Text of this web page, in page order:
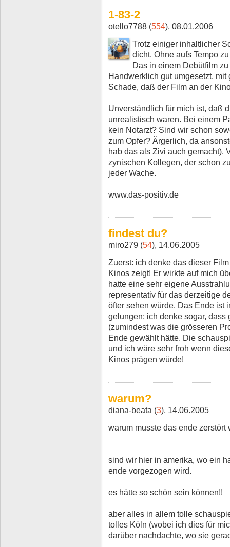
1-83-2
otello7788 (554), 08.01.2006
Trotz einiger inhaltlicher
dicht. Ohne aufs Tempo
Das in einem Debütfilm
Handwerklich gut umgesetzt,
Schade, daß der Film an der
Unverständlich für mich ist, daß
unrealistisch waren. Bei einem
kein Notarzt? Sind wir schon
zum Opfer? Ärgerlich, da
hab das als Zivi auch gemacht).
zynischen Kollegen, der schon
jeder Wache.
www.das-positiv.de
findest du?
miro279 (54), 14.06.2005
Zuerst: ich denke das dieser
Kinos zeigt! Er wirkte auf mich
hatte eine sehr eigene
representativ für das derzeitige
öfter sehen würde. Das Ende ist
gelungen; ich denke sogar,
(zumindest was die grösseren
Ende gewählt hätte. Die
und ich wäre sehr froh wenn
Kinos prägen würde!
warum?
diana-beata (3), 14.06.2005
warum musste das ende zerstört
sind wir hier in amerika, wo ein
ende vorgezogen wird.
es hätte so schön sein können!!
aber alles in allem tolle
tolles Köln (wobei ich dies für
darüber nachdachte, wo sie